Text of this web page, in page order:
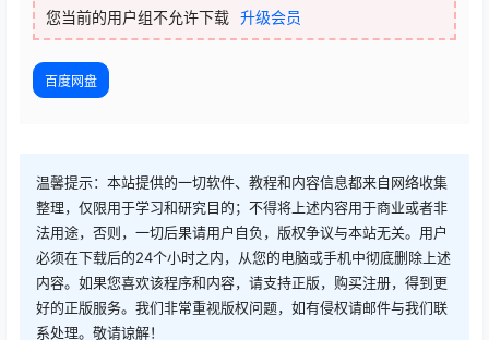
您当前的用户组不允许下载 升级会员
百度网盘
温馨提示：本站提供的一切软件、教程和内容信息都来自网络收集
整理，仅限用于学习和研究目的；不得将上述内容用于商业或者非
法用途，否则，一切后果请用户自负，版权争议与本站无关。用户
必须在下载后的24个小时之内，从您的电脑或手机中彻底删除上述
内容。如果您喜欢该程序和内容，请支持正版，购买注册，得到更
好的正版服务。我们非常重视版权问题，如有侵权请邮件与我们联
系处理。敬请谅解！